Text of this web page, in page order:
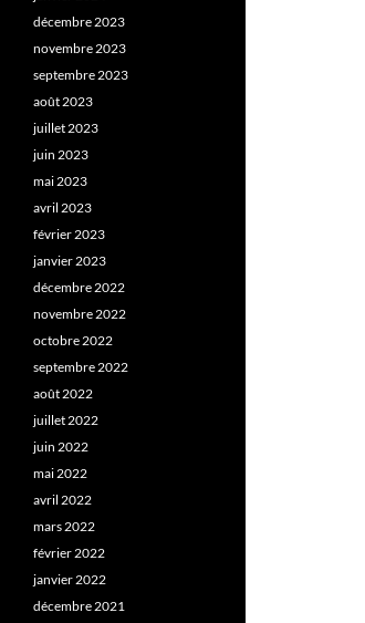
décembre 2023
novembre 2023
septembre 2023
août 2023
juillet 2023
juin 2023
mai 2023
avril 2023
février 2023
janvier 2023
décembre 2022
novembre 2022
octobre 2022
septembre 2022
août 2022
juillet 2022
juin 2022
mai 2022
avril 2022
mars 2022
février 2022
janvier 2022
décembre 2021